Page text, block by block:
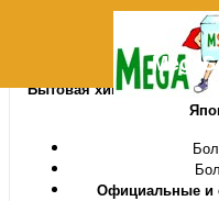
Бытовая химия и
Официальные и